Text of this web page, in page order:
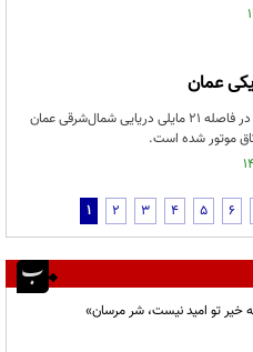
عمان
مرکز عملیات تجارت دریایی بریتانیا: حادثه‌ای در فاصله ۲۱ مایلی دریایی شمال‌شرقی عمان
موتور شده است.
1 2 3 4 5 6